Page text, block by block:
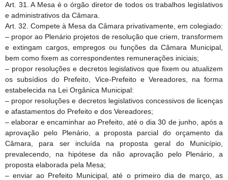
Art. 31. A Mesa é o órgão diretor de todos os trabalhos legislativos
e administrativos da Câmara.
Art. 32. Compete à Mesa da Câmara privativamente, em colegiado:
– propor ao Plenário projetos de resolução que criem, transformem
e extingam cargos, empregos ou funções da Câmara Municipal,
bem como fixem as correspondentes remunerações iniciais;
– propor resoluções e decretos legislativos que fixem ou atualizem
os subsídios do Prefeito, Vice-Prefeito e Vereadores, na forma
estabelecida na Lei Orgânica Municipal:
– propor resoluções e decretos legislativos concessivos de licenças
e afastamentos do Prefeito e dos Vereadores;
– elaborar e encaminhar ao Prefeito, até o dia 30 de junho, após a
aprovação pelo Plenário, a proposta parcial do orçamento da
Câmara, para ser incluída na proposta geral do Município,
prevalecendo, na hipótese da não aprovação pelo Plenário, a
proposta elaborada pela Mesa;
– enviar ao Prefeito Municipal, até o primeiro dia de março, as